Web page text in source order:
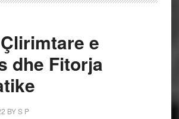
e
dhe Fitorja
BYS P